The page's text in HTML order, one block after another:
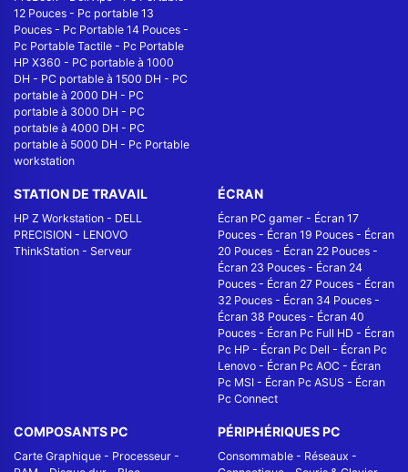
12 Pouces - Pc portable 13
Pouces - Pc Portable 14 Pouces -
Pc Portable Tactile - Pc Portable
HP X360 - PC portable à 1000
DH - PC portable à 1500 DH - PC
portable à 2000 DH - PC
portable à 3000 DH - PC
portable à 4000 DH - PC
portable à 5000 DH - Pc Portable
workstation
STATION DE TRAVAIL
HP Z Workstation - DELL
PRECISION - LENOVO
ThinkStation - Serveur
ÉCRAN
Écran PC gamer - Écran 17
Pouces - Écran 19 Pouces - Écran
20 Pouces - Écran 22 Pouces -
Écran 23 Pouces - Écran 24
Pouces - Écran 27 Pouces - Écran
32 Pouces - Écran 34 Pouces -
Écran 38 Pouces - Écran 40
Pouces - Écran Pc Full HD - Écran
Pc HP - Écran Pc Dell - Écran Pc
Lenovo - Écran Pc AOC - Écran
Pc MSI - Écran Pc ASUS - Écran
Pc Connect
COMPOSANTS PC
Carte Graphique - Processeur -
PÉRIPHÉRIQUES PC
Consommable - Réseaux -